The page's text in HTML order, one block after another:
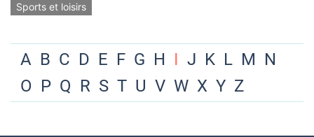
Sports et loisirs
A B C D E F G H I J K L M N
O P Q R S T U V W X Y Z